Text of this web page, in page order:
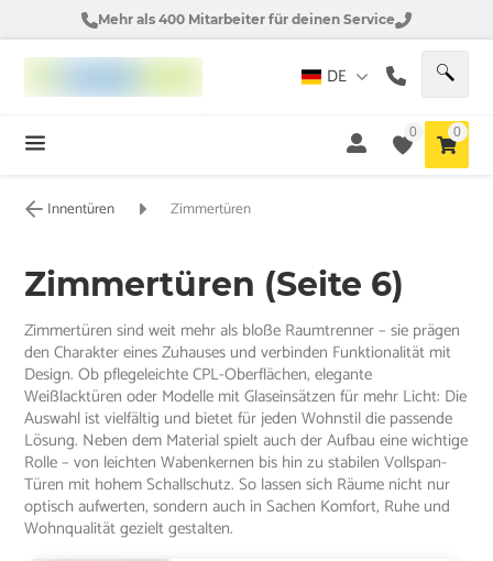
Mehr als 400 Mitarbeiter für deinen Service
DE
0 0
Innentüren Zimmertüren
Zimmertüren (Seite 6)
Zimmertüren sind weit mehr als bloße Raumtrenner – sie prägen
den Charakter eines Zuhauses und verbinden Funktionalität mit
Design. Ob pflegeleichte CPL-Oberflächen, elegante
Weißlacktüren oder Modelle mit Glaseinsätzen für mehr Licht: Die
Auswahl ist vielfältig und bietet für jeden Wohnstil die passende
Lösung. Neben dem Material spielt auch der Aufbau eine wichtige
Rolle – von leichten Wabenkernen bis hin zu stabilen Vollspan-
Türen mit hohem Schallschutz. So lassen sich Räume nicht nur
optisch aufwerten, sondern auch in Sachen Komfort, Ruhe und
Wohnqualität gezielt gestalten.